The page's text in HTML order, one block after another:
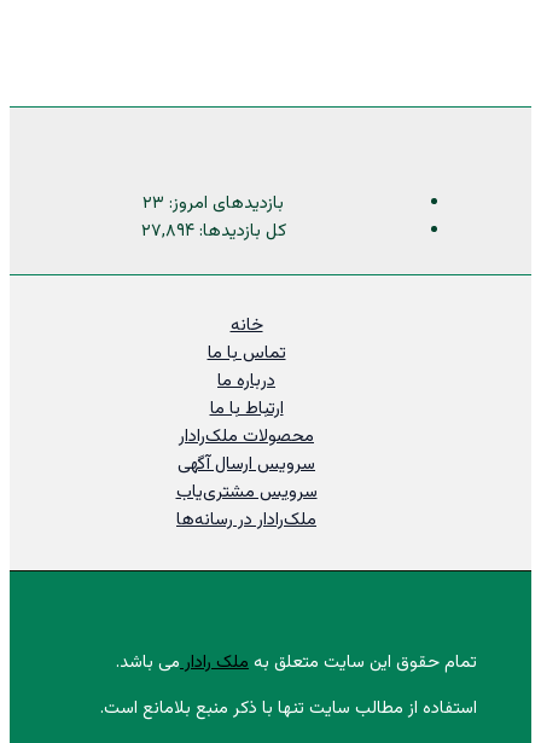
بازدیدهای امروز:۲۳
کل بازدیدها:۲۷,۸۹۴
خانه
تماس با ما
درباره ما
ارتباط با ما
محصولات ملک‌رادار
سرویس ارسال آگهی
سرویس مشتری‌یاب
ملک‌رادار در رسانه‌ها
تمام حقوق این سایت متعلق بهملک رادارمی باشد.
استفاده از مطالب سایت تنها با ذکر منبع بلامانع است.